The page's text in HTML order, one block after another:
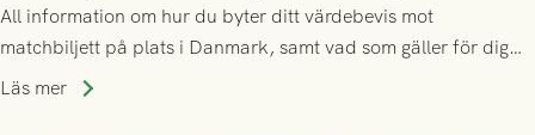
All information om hur du byter ditt värdebevis mot
matchbiljett på plats i Danmark, samt vad som gäller för dig
som står på reservlista eller fått förhinder.
Läs mer